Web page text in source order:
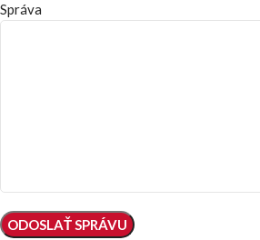
Správa